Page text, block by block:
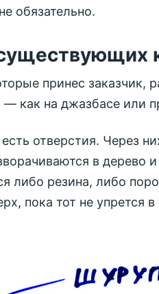
обязательно.
принес заказчик,
— как на джазбасе или
отверстия. Через
в дерево
либо резина, либо
пока тот не упрется